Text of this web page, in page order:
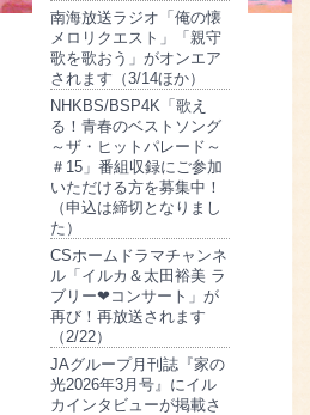
南海放送ラジオ「俺の懐
メロリクエスト」「親守
歌を歌おう」がオンエア
されます（3/14ほか）
NHKBS/BSP4K「歌え
る！青春のベストソング
～ザ・ヒットパレード～
＃15」番組収録にご参加
いただける方を募集中！
（申込は締切となりまし
た）
CSホームドラマチャンネ
ル「イルカ＆太田裕美 ラ
ブリー❤コンサート」が
再び！再放送されます
（2/22）
JAグループ月刊誌『家の
光2026年3月号』にイル
カインタビューが掲載さ